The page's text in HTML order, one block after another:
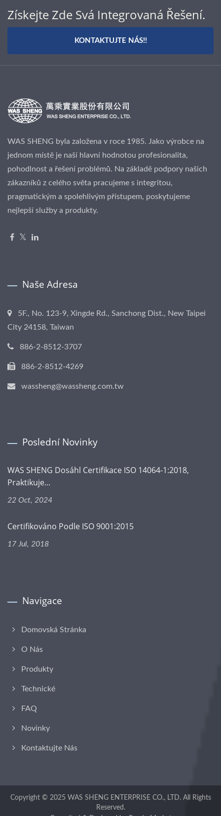
Získejte Zde Svá Integrovaná Řešení.
KONTAKTUJTE NÁS!!
WAS SHENG byla založena v roce 1985. Jako výrobce na
jednom místě je naší hlavní hodnotou profesionalita,
pohodlnost a řešení problémů. Na základě podpory našich
zákazníků z celého světa pracujeme s integritou,
pragmatickým a spolehlivým přístupem, poskytujeme
nejlepší služby a produkty.
Naše Adresa
5F., No. 123-9, Xingde Rd., Sanchong Dist., New Taipei
City 24158, Taiwan
886-2-8512-3707
886-2-8512-4269
wassheng@wassheng.com.tw
Poslední Novinky
WAS SHENG Dosáhl Certifikace ISO 14064-1:2018,
Praktikuje...
22 Oct, 2024
Certifikováno Podle ISO 9001:2015
17 Jul, 2018
Navigace
Domovská Stránka
O Nás
Produkty
Technické
FAQ
Novinky
Kontaktujte Nás
Copyright © 2025 WAS SHENG ENTERPRISE CO., LTD.All Rights
Reserved.